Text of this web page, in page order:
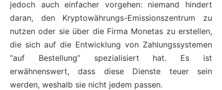
jedoch auch einfacher vorgehen: niemand hindert
daran, den Kryptowährungs-Emissionszentrum zu
nutzen oder sie über die Firma Monetas zu erstellen,
die sich auf die Entwicklung von Zahlungssystemen
“auf Bestellung” spezialisiert hat. Es ist
erwähnenswert, dass diese Dienste teuer sein
werden, weshalb sie nicht jedem passen.